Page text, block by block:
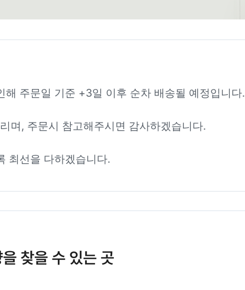
해 주문일 기준 +3일 이후 순차 배송될 예정입니다.
며, 주문시 참고해주시면 감사하겠습니다.
최선을 다하겠습니다.